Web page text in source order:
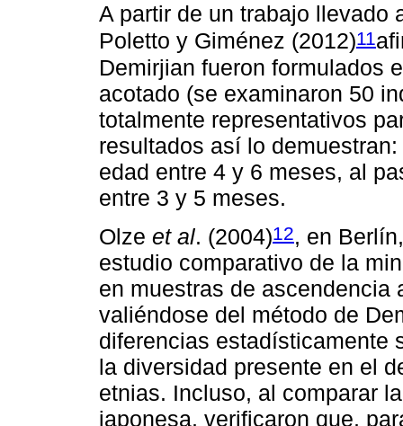
A partir de un trabajo llevado
Poletto y Giménez (2012)11
Demirjian fueron formulados
acotado (se examinaron 50
totalmente representativos
resultados así lo
edad entre 4 y 6 meses, al
entre 3 y 5 meses.
Olze et al. (2004)12, en
estudio comparativo de la
en muestras de ascendencia
valiéndose del método de
diferencias estadísticamente
la diversidad presente en el
etnias. Incluso, al comparar
japonesa, verificaron que,